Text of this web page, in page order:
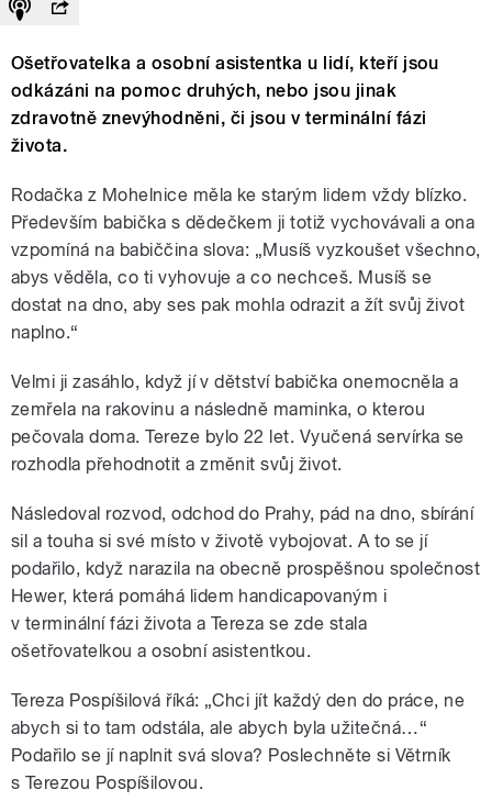
Ošetřovatelka a osobní asistentka u lidí, kteří jsou
odkázáni na pomoc druhých, nebo jsou jinak
zdravotně znevýhodněni, či jsou v terminální fázi
života.
Rodačka z Mohelnice měla ke starým lidem vždy blízko.
Především babička s dědečkem ji totiž vychovávali a ona
vzpomíná na babiččina slova: „Musíš vyzkoušet všechno,
abys věděla, co ti vyhovuje a co nechceš. Musíš se
dostat na dno, aby ses pak mohla odrazit a žít svůj život
naplno.“
Velmi ji zasáhlo, když jí v dětství babička onemocněla a
zemřela na rakovinu a následně maminka, o kterou
pečovala doma. Tereze bylo 22 let. Vyučená servírka se
rozhodla přehodnotit a změnit svůj život.
Následoval rozvod, odchod do Prahy, pád na dno, sbírání
sil a touha si své místo v životě vybojovat. A to se jí
podařilo, když narazila na obecně prospěšnou společnost
Hewer, která pomáhá lidem handicapovaným i
v terminální fázi života a Tereza se zde stala
ošetřovatelkou a osobní asistentkou.
Tereza Pospíšilová říká: „Chci jít každý den do práce, ne
abych si to tam odstála, ale abych byla užitečná…“
Podařilo se jí naplnit svá slova? Poslechněte si Větrník
s Terezou Pospíšilovou.